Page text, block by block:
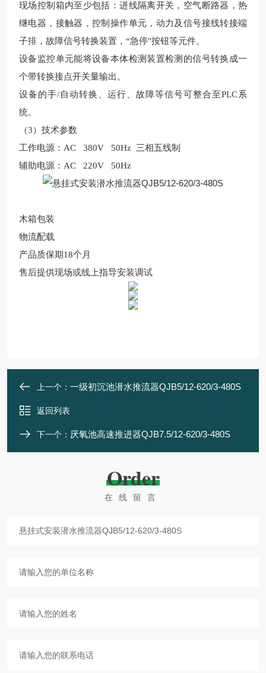
现场控制箱内至少包括：进线隔离开关，空气断路器，热
继电器，接触器，控制操作单元，动力及信号接线转接端
子排，故障信号转换装置， “急停"按钮等元件。
设备监控单元能将设备本体检测装置检测的信号转换成一
个带转换接点开关量输出。
设备的手/自动转换、运行、故障等信号可整合至PLC系
统。
（3）技术参数
工作电源： AC 380V 50Hz 三相五线制
辅助电源： AC 220V 50Hz
木箱包装
物流配载
产品质保期18个月
售后提供现场或线上指导安装调试
上一个： 一级初沉池潜水推流器QJB5/12-620/3-480S
返回列表
下一个： 厌氧池高速推进器QJB7.5/12-620/3-480S
Order
在线留言